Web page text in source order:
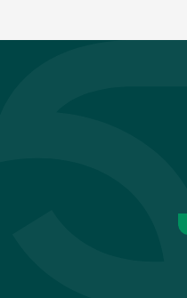
Canoë Vézère Univerland